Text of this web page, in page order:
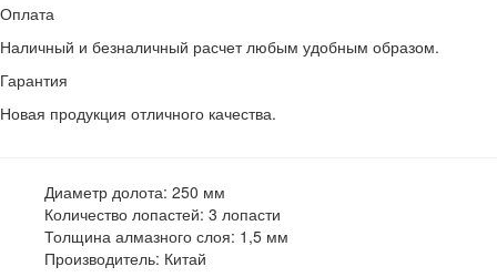
Оплата
Наличный и безналичный расчет любым удобным образом.
Гарантия
Новая продукция отличного качества.
Диаметр долота: 250 мм
Количество лопастей: 3 лопасти
Толщина алмазного слоя: 1,5 мм
Производитель: Китай